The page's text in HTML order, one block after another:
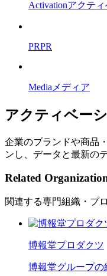
Activationアクテ
PRPR
Media メディア
アクティベー
企業のブランドや商品
ンし、データと最新の
Related
関連する専門組織・プ
博報堂プロダクツ
博報堂グループの